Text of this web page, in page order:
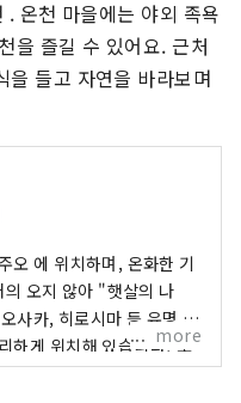
온천 마을에는 야외 족욕
을 즐길 수 있어요. 근처
을 들고 자연을 바라보며
오 에 위치하며, 온화한 기
오지 않아 "햇살의 나
사카, 히로시마 등 유명 관
하게 위치해 있습니다! 또
는 관문이기도 합니다. 오
more